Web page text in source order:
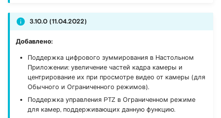
3.10.0 (11.04.2022)
Добавлено:
Поддержка цифрового зуммирования в Настольном
Приложении: увеличение частей кадра камеры и
центрирование их при просмотре видео от камеры (для
Обычного и Ограниченного режимов).
Поддержка управления PTZ в Ограниченном режиме
для камер, поддерживающих данную функцию.